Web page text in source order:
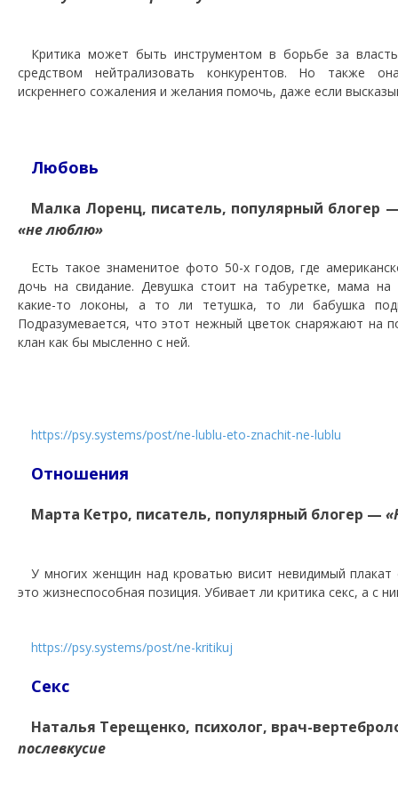
Критика может быть инструментом в борьбе за
средством нейтрализовать конкурентов. Но также
искреннего сожаления и желания помочь, даже если
Любовь
Малка Лоренц, писатель, популярный блогер
«не люблю»
Есть такое знаменитое фото 50-х годов, где
дочь на свидание. Девушка стоит на табуретке, мама на
какие-то локоны, а то ли тетушка, то ли бабушка
Подразумевается, что этот нежный цветок снаряжают на
клан как бы мысленно с ней.
https://psy.systems/post/ne-lublu-eto-znachit-ne-lublu
Отношения
Марта Кетро, писатель, популярный блогер —
У многих женщин над кроватью висит невидимый
это жизнеспособная позиция. Убивает ли критика секс, а с
https://psy.systems/post/ne-kritikuj
Секс
Наталья Терещенко, психолог, врач-
послевкусие